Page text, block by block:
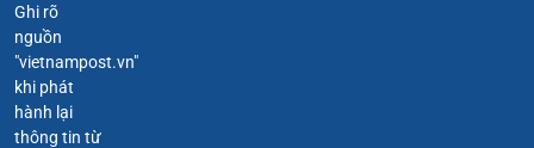
Ghi rõ
nguồn
"vietnampost.vn"
khi phát
hành lại
thông tin từ